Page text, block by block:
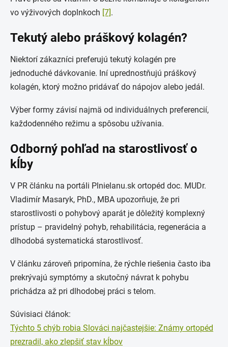
vo výživových doplnkoch [7].
Tekutý alebo práškový kolagén?
Niektorí zákazníci preferujú tekutý kolagén pre
jednoduché dávkovanie. Iní uprednostňujú práškový
kolagén, ktorý možno pridávať do nápojov alebo jedál.
Výber formy závisí najmä od individuálnych preferencií,
každodenného režimu a spôsobu užívania.
Odborný pohľad na starostlivosť o
kĺby
V PR článku na portáli Plnielanu.sk ortopéd doc. MUDr.
Vladimír Masaryk, PhD., MBA upozorňuje, že pri
starostlivosti o pohybový aparát je dôležitý komplexný
prístup – pravidelný pohyb, rehabilitácia, regenerácia a
dlhodobá systematická starostlivosť.
V článku zároveň pripomína, že rýchle riešenia často iba
prekrývajú symptómy a skutočný návrat k pohybu
prichádza až pri dlhodobej práci s telom.
Súvisiaci článok:
Týchto 5 chýb robia Slováci najčastejšie: Známy ortopéd
prezradil, ako zlepšiť stav kĺbov